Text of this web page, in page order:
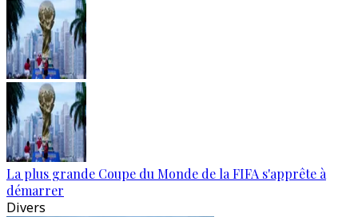
La plus grande Coupe du Monde de la FIFA s'apprête à
démarrer
Divers